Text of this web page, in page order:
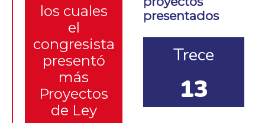
los cuales
el
congresista
presentó
más
Proyectos
de Ley
presentados
Trece
13